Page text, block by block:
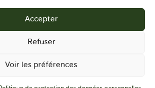
Accepter
Refuser
Voir les préférences
CONTACT
S'IMPLIQUER